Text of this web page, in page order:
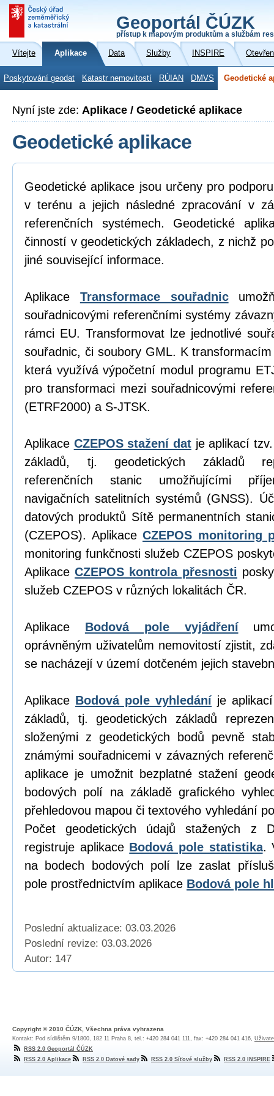
Geoportál ČÚZK
přístup k mapovým produktům a službám
Vítejte Aplikace Data Služby INSPIRE
Poskytování geodat Katastr nemovitostí RÚIAN DMVS Geodetické
Nyní jste zde: Aplikace / Geodetické aplikace
Geodetické aplikace
Geodetické aplikace jsou určeny pro
v terénu a jejich následné zpracování v
referenčních systémech. Geodetické
činností v geodetických základech, z nichž
jiné související informace.
Aplikace Transformace souřadnic
souřadnicovými referenčními systémy
rámci EU. Transformovat lze jednotlivé
souřadnic, či soubory GML. K
která využívá výpočetní modul programu
pro transformaci mezi souřadnicovými
(ETRF2000) a S-JTSK.
Aplikace CZEPOS stažení datje aplikací
základů, tj. geodetických základů
referenčních stanic umožňujícími
navigačních satelitních systémů (GNSS).
datových produktů Sítě permanentních
(CZEPOS). Aplikace CZEPOS monitoring
monitoring funkčnosti služeb CZEPOS
Aplikace CZEPOS kontrola přesnosti
služeb CZEPOS v různých lokalitách ČR.
Aplikace Bodová pole vyjádření
oprávněným uživatelům nemovitostí zjistit,
se nacházejí v území dotčeném jejich
Aplikace Bodová pole vyhledání je
základů, tj. geodetických základů
složenými z geodetických bodů pevně
známými souřadnicemi v závazných
aplikace je umožnit bezplatné stažení
bodových polí na základě grafického
přehledovou mapou či textového vyhledání
Počet geodetických údajů stažených z
registruje aplikace Bodová pole statistika.
na bodech bodových polí lze zaslat
pole prostřednictvím aplikace Bodová pole
Poslední aktualizace: 03.03.2026
Poslední revize: 03.03.2026
Autor: 147
Copyright © 2010 ČÚZK, Všechna práva vyhrazena
Kontakt: Pod sídlištěm 9/1800, 182 11 Praha 8, tel.: +420 284 041 111, fax: +420 284 041 416,
RSS 2.0 Geoportál ČÚZK
RSS 2.0 Aplikace
RSS 2.0 Datové sady RSS 2.0 Síťové služby RSS 2.0 INSPIRE